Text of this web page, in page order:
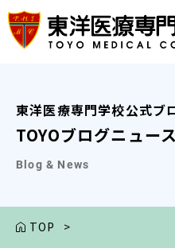
東洋医療専門学校公式ブ
TOYOブログニュース
Blog & News
TOP >